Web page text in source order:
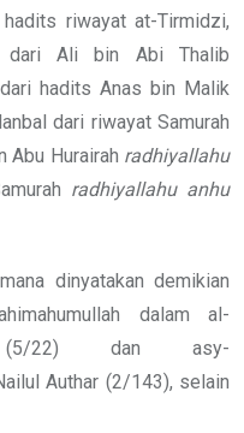
riwayat at-Tirmidzi,
dari Ali bin Abi Thalib
hadits Anas bin Malik
dari riwayat Samurah
Abu Hurairah radhiyallahu
radhiyallahu anhu
dinyatakan demikian
dalam al-
(5/22) dan asy-
Authar (2/143), selain